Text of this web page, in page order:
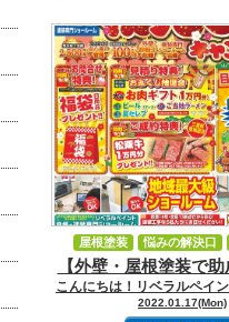
【外壁・屋根塗装で
こんにちは！リベラルペイ
2022.01.17(Mon)
屋根塗装 悩みの解決口
補助金・助成金
新
イベント・キャンペ